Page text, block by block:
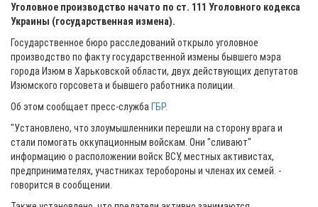
Уголовное производство начато по ст. 111 Уголовного кодекса
Украины (государственная измена).
Государственное бюро расследований открыло уголовное
производство по факту государственной измены бывшего мэра
города Изюм в Харьковской области, двух действующих депутатов
Изюмского горсовета и бывшего работника полиции.
Об этом сообщает пресс-служба ГБР.
"Установлено, что злоумышленники перешли на сторону врага и
стали помогать оккупационным войскам. Они "сливают"
информацию о расположении войск ВСУ, местных активистах,
предпринимателях, участниках теробороны и членах их семей. -
говорится в сообщении.